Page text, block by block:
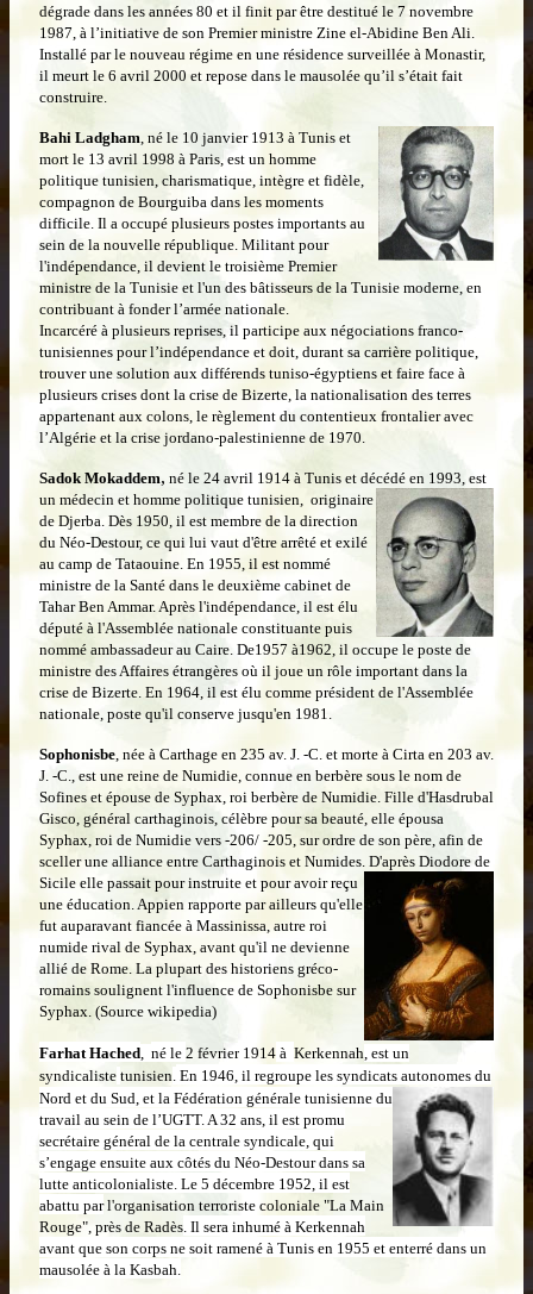
dégrade dans les années 80 et il finit par être destitué le 7 novembre
1987, à l’initiative de son Premier ministre Zine el-Abidine Ben Ali.
Installé par le nouveau régime en une résidence surveillée à Monastir,
il meurt le 6 avril 2000 et repose dans le mausolée qu’il s’était fait
construire.
Bahi Ladgham , né le 10 janvier1913 à Tunis et
mort le 13 avril 1998 à Paris, est un homme
politique tunisien, charismatique, intègre et fidèle,
compagnon de Bourguiba dans les moments
difficile. Il a occupé plusieurs postes importants au
sein de la nouvelle république. Militant pour
l'indépendance, il devient le troisième Premier
ministre de la Tunisie et l'un des bâtisseurs de la Tunisie moderne, en
contribuant à fonder l’armée nationale.
Incarcéré à plusieurs reprises, il participe aux négociations franco-
tunisiennes pour l’indépendance et doit, durant sa carrière politique,
trouver une solution aux différends tuniso-égyptiens et faire face à
plusieurs crises dont la crise de Bizerte, la nationalisation des terres
appartenant aux colons, le règlement du contentieux frontalier avec
l’Algérie et la crise jordano-palestinienne de 1970.
Sadok Mokaddem, né le 24 avril 1914 à Tunis et décédé en 1993, est
un médecin et homme politique tunisien, originaire
de Djerba. Dès 1950, il est membre de la direction
du Néo-Destour, ce qui lui vaut d'être arrêté et exilé
au camp de Tataouine. En 1955, il est nommé
ministre de la Santé dans le deuxième cabinet de
Tahar Ben Ammar. Après l'indépendance, il est élu
député à l'Assemblée nationale constituante puis
nommé ambassadeur au Caire. De1957 à1962, il occupe le poste de
ministre des Affaires étrangères où il joue un rôle important dans la
crise de Bizerte. En 1964, il est élu comme président de l'Assemblée
nationale, poste qu'il conserve jusqu'en 1981.
Sophonisbe , née à Carthage en 235 av. J. -C. et morte à Cirta en 203 av.
J. -C., est une reine de Numidie, connue en berbère sous le nom de
Sofines et épouse de Syphax, roi berbère de Numidie. Fille d'Hasdrubal
Gisco, général carthaginois, célèbre pour sa beauté, elle épousa
Syphax, roi de Numidie vers -206/ -205, sur ordre de son père, afin de
sceller une alliance entre Carthaginois et Numides. D'après Diodore de
Sicile elle passait pour instruite et pour avoir reçu
une éducation. Appien rapporte par ailleurs qu'elle
fut auparavant fiancée à Massinissa, autre roi
numide rival de Syphax, avant qu'il ne devienne
allié de Rome. La plupart des historiens gréco-
romains soulignent l'influence de Sophonisbe sur
Syphax. (Source wikipedia)
Farhat Hached né le 2 février 1914 à Kerkennah est un
syndicaliste tunisien En 1946, il regroupe les syndicats autonomes du
Nord et du Sud, et la Fédération générale tunisienne du
travail au sein de l’UGTT. A 32 ans, il est promu
secrétaire général de la centrale syndicale, qui
s’engage ensuite aux côtés du Néo-Destour dans sa
lutte anticolonialiste. Le 5 décembre 1952, il est
abattu parl'organisation terroriste coloniale "La Main
Rouge", près de Radès . Il sera inhumé à Kerkennah
avant que son corps ne soit ramené à Tunis en 1955 et enterré dans un
mausolée à la Kasbah.